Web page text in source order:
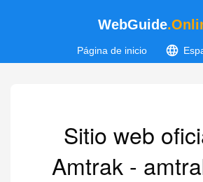
WebGuide
Página de inicio
Sitio web
Amtrak -